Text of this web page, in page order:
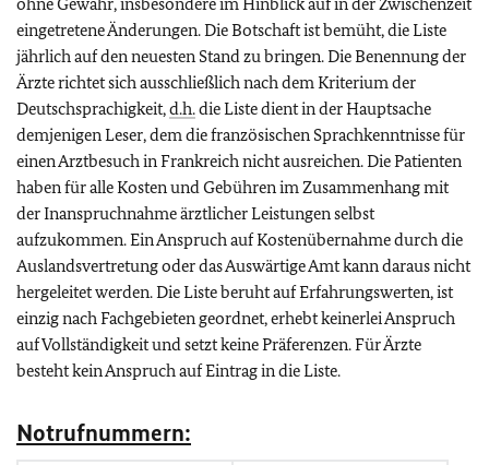
eingetretene Änderungen. Die Botschaft ist bemüht, die Liste
jährlich auf den neuesten Stand zu bringen. Die Benennung der
Ärzte richtet sich ausschließlich nach dem Kriterium der
Deutschsprachigkeit,d.h.die Liste dient in der Hauptsache
demjenigen Leser, dem die französischen Sprachkenntnisse für
einen Arztbesuch in Frankreich nicht ausreichen. Die Patienten
haben für alle Kosten und Gebühren im Zusammenhang mit
der Inanspruchnahme ärztlicher Leistungen selbst
aufzukommen. Ein Anspruch auf Kostenübernahme durch die
Auslandsvertretung oder das Auswärtige Amt kann daraus nicht
hergeleitet werden.Die Liste beruht auf Erfahrungswerten, ist
einzig nach Fachgebieten geordnet, erhebt keinerlei Anspruch
auf Vollständigkeit und setzt keine Präferenzen. Für Ärzte
besteht kein Anspruch auf Eintrag in die Liste.
Notrufnummern: